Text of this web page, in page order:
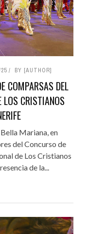
BY [AUTHOR]
COMPARSAS DEL
LOS CRISTIANOS
Mariana, en
del Concurso de
de Los Cristianos
de la...